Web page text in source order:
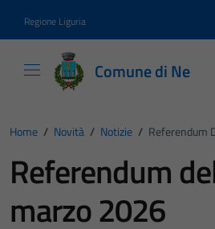
Regione Liguria
Comune di Ne
Home / Novità / Notizie / Referendum
Referendum
marzo 2026